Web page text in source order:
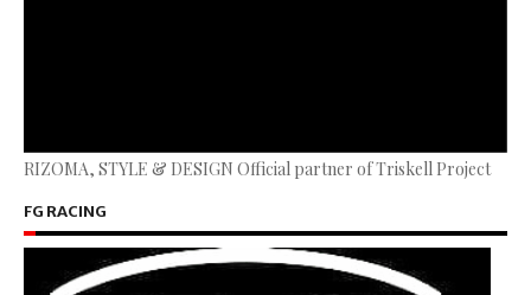
RIZOMA, STYLE & DESIGN Official partner of Triskell Project
FG RACING